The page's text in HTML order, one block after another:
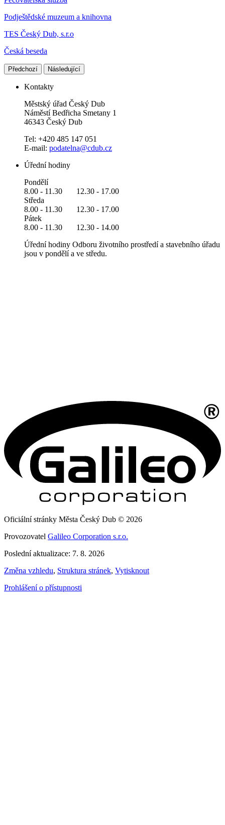
Podještědské muzeum a knihovna
TES Český Dub, s.r.o
Česká beseda
Předchozí Následující
Kontakty
Městský úřad Český Dub
Náměstí Bedřicha Smetany 1
46343 Český Dub
Tel: +420 485 147 051
E-mail: podatelna@cdub.cz
Úřední hodiny
Pondělí
8.00 - 11.30 12.30 - 17.00
Středa
8.00 - 11.30 12.30 - 17.00
Pátek
8.00 - 11.30 12.30 - 14.00
Úřední hodiny Odboru životního prostředí a stavebního úřadu
jsou v pondělí a ve středu.
Oficiální stránky Města Český Dub © 2026
Provozovatel Galileo Corporation s.r.o.
Poslední aktualizace: 7. 8. 2026
Změna vzhledu, Struktura stránek, Vytisknout
Prohlášení o přístupnosti